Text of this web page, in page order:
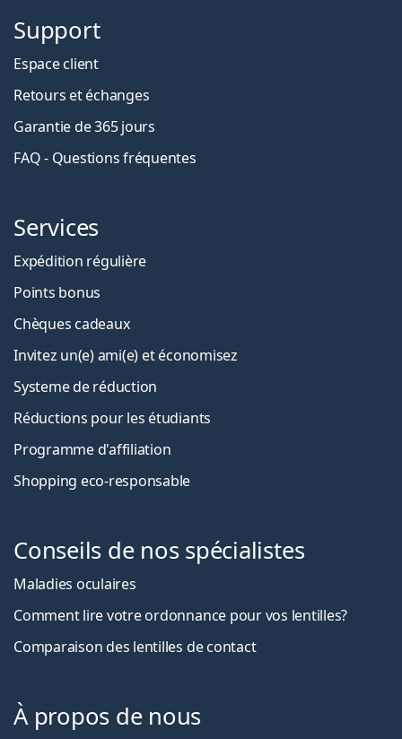
Support
Espace client
Retours et échanges
Garantie de 365 jours
FAQ - Questions fréquentes
Services
Expédition régulière
Points bonus
Chèques cadeaux
Invitez un(e) ami(e) et économisez
Systeme de réduction
Réductions pour les étudiants
Programme d'affiliation
Shopping eco-responsable
Conseils de nos spécialistes
Maladies oculaires
Comment lire votre ordonnance pour vos lentilles?
Comparaison des lentilles de contact
À propos de nous